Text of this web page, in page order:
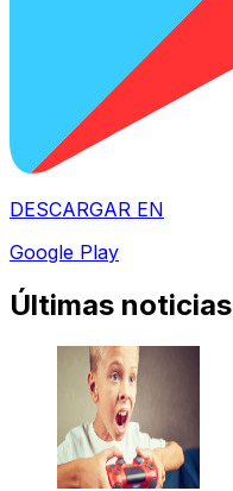
DESCARGAR EN
Google Play
Últimas noticias